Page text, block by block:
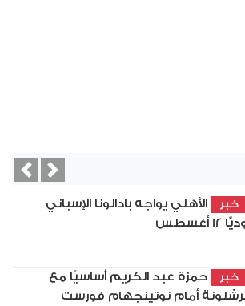
خبر
الأهلي يواجه بادالونا الإسباني
12 أغسطس
خبر
حمزة عبد الكريم أساسيًا مع
أمام نوتينجهام فورست
Next